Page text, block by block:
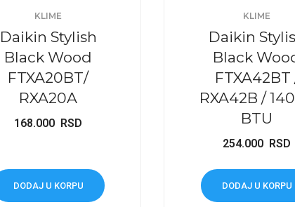
KLIME
Daikin Stylish
Black Wood
FTXA20BT/
RXA20A
168.000 RSD
DODAJ U KORPU
KLIME
Daikin
Black
FTXA42BT
RXA42B /
BTU
254.000 RSD
DODAJ U KORPU